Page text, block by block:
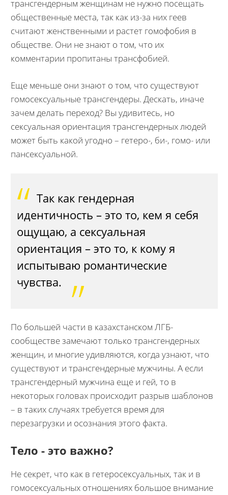
трансгендерным женщинам не нужно посещать
общественные места, так как из-за них геев
считают женственными и растет гомофобия в
обществе. Они не знают о том, что их
комментарии пропитаны трансфобией.
Еще меньше они знают о том, что существуют
гомосексуальные трансгендеры. Дескать, иначе
зачем делать переход? Вы удивитесь, но
сексуальная ориентация трансгендерных людей
может быть какой угодно – гетеро-, би-, гомо- или
пансексуальной.
Так как гендерная
идентичность – это то, кем я себя
ощущаю, а сексуальная
ориентация – это то, к кому я
испытываю романтические
чувства.
По большей части в казахстанском ЛГБ-
сообществе замечают только трансгендерных
женщин, и многие удивляются, когда узнают, что
существуют и трансгендерные мужчины. А если
трансгендерный мужчина еще и гей, то в
некоторых головах происходит разрыв шаблонов
– в таких случаях требуется время для
перезагрузки и осознания этого факта.
Тело - это важно?
Не секрет, что как в гетеросексуальных, так и в
гомосексуальных отношениях большое внимание